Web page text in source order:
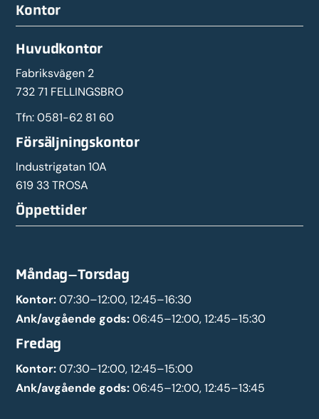
Kontor
Huvudkontor
Fabriksvägen 2
732 71 FELLINGSBRO
Tfn:0581-62 81 60
Försäljningskontor
Industrigatan 10A
619 33 TROSA
Öppettider
Måndag–Torsdag
Kontor: 07:30–12:00, 12:45–16:30
Ank/avgående gods: 06:45–12:00, 12:45–15:30
Fredag
Kontor: 07:30–12:00, 12:45–15:00
Ank/avgående gods: 06:45–12:00, 12:45–13:45